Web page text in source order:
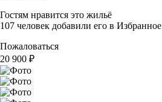
Гостям нравится это жильё
107 человек добавили его в Избранное
Пожаловаться
20 900 ₽